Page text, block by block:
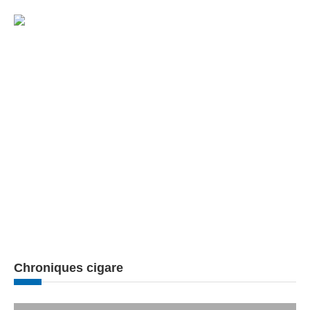
Chroniques cigare